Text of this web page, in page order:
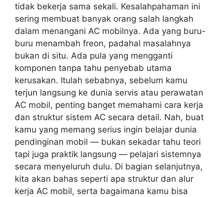
tidak bekerja sama sekali. Kesalahpahaman ini
sering membuat banyak orang salah langkah
dalam menangani AC mobilnya. Ada yang buru-
buru menambah freon, padahal masalahnya
bukan di situ. Ada pula yang mengganti
komponen tanpa tahu penyebab utama
kerusakan. Itulah sebabnya, sebelum kamu
terjun langsung ke dunia servis atau perawatan
AC mobil, penting banget memahami cara kerja
dan struktur sistem AC secara detail. Nah, buat
kamu yang memang serius ingin belajar dunia
pendinginan mobil — bukan sekadar tahu teori
tapi juga praktik langsung — pelajari sistemnya
secara menyeluruh dulu. Di bagian selanjutnya,
kita akan bahas seperti apa struktur dan alur
kerja AC mobil, serta bagaimana kamu bisa